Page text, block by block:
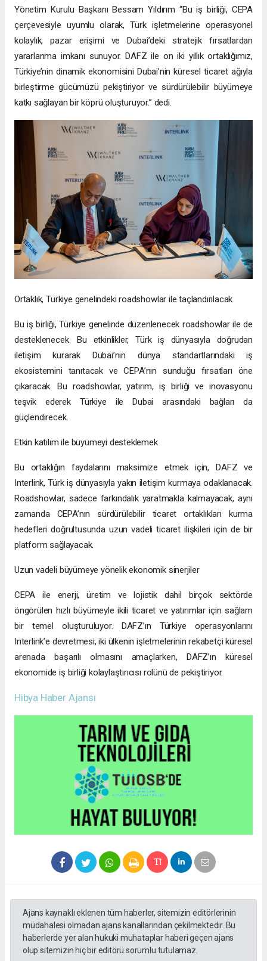
Yönetim Kurulu Başkanı Bessam Yıldırım “Bu iş birliği, CEPA
çerçevesiyle uyumlu olarak, Türk işletmelerine operasyonel
kolaylık, pazar erişimi ve Dubai’deki stratejik fırsatlardan
yararlanma imkanı sunuyor. DAFZ ile on iki yıllık ortaklığımız,
Türkiye’nin dinamik ekonomisini Dubai’nin küresel ticaret ağıyla
birleştirme gücümüzü pekiştiriyor ve sürdürülebilir büyümeye
katkı sağlayan bir köprü oluşturuyor.” dedi.
Ortaklık, Türkiye genelindeki roadshowlar ile taçlandırılacak
Bu iş birliği, Türkiye genelinde düzenlenecek roadshowlar ile de
desteklenecek. Bu etkinlikler, Türk iş dünyasıyla doğrudan
iletişim kurarak Dubai’nin dünya standartlarındaki iş
ekosistemini tanıtacak ve CEPA’nın sunduğu fırsatları öne
çıkaracak. Bu roadshowlar, yatırım, iş birliği ve inovasyonu
teşvik ederek Türkiye ile Dubai arasındaki bağları da
güçlendirecek.
Etkin katılım ile büyümeyi desteklemek
Bu ortaklığın faydalarını maksimize etmek için, DAFZ ve
Interlink, Türk iş dünyasıyla yakın iletişim kurmaya odaklanacak.
Roadshowlar, sadece farkındalık yaratmakla kalmayacak, aynı
zamanda CEPA’nın sürdürülebilir ticaret ortaklıkları kurma
hedefleri doğrultusunda uzun vadeli ticaret ilişkileri için de bir
platform sağlayacak.
Uzun vadeli büyümeye yönelik ekonomik sinerjiler
CEPA ile enerji, üretim ve lojistik dahil birçok sektörde
öngörülen hızlı büyümeyle ikili ticaret ve yatırımlar için sağlam
bir temel oluşturuluyor. DAFZ’ın Türkiye operasyonlarını
Interlink’e devretmesi, iki ülkenin işletmelerinin rekabetçi küresel
arenada başarılı olmasını amaçlarken, DAFZ’ın küresel
ekonomide iş birliği kolaylaştırıcısı rolünü de pekiştiriyor.
Hibya Haber Ajansı
Ajans kaynaklı eklenen tüm haberler, sitemizin editörlerinin
müdahalesi olmadan ajans kanallarından çekilmektedir. Bu
haberlerde yer alan hukuki muhataplar haberi geçen ajans
olup sitemizin hiç bir editörü sorumlu tutulamaz.